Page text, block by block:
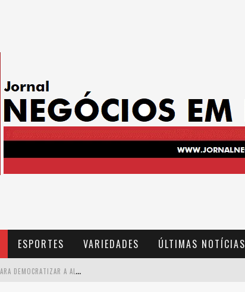
ESPORTES VARIEDADES ÚLTIMAS NOTÍCIAS
W
ETZ BEVERAGES APOSTA NO “PREMIUM ACESSÍVEL” PARA DEMOCRATIZAR A ALTA COQUETELARIA COM GARRAFAS DE 1 LITRO